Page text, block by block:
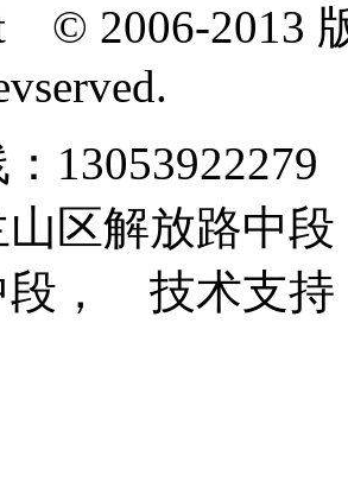
© 2006-2013
：
区解放路中
段， 技术支持